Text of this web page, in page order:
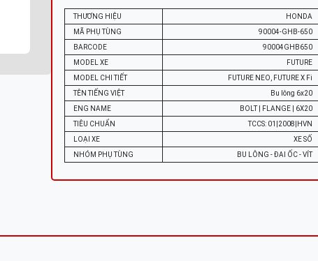
THƯƠNG HIỆU
HONDA
MÃ PHỤ TÙNG
90004-GHB-650
BARCODE
90004GHB650
MODEL XE
FUTURE
MODEL CHI TIẾT
FUTURE NEO, FUTURE X Fi
TÊN TIẾNG VIỆT
Bu lông 6x20
ENG NAME
BOLT | FLANGE | 6X20
TIÊU CHUẨN
TCCS: 01|2008|HVN
LOẠI XE
XE SỐ
NHÓM PHỤ TÙNG
BU LÔNG - ĐAI ỐC - VÍT